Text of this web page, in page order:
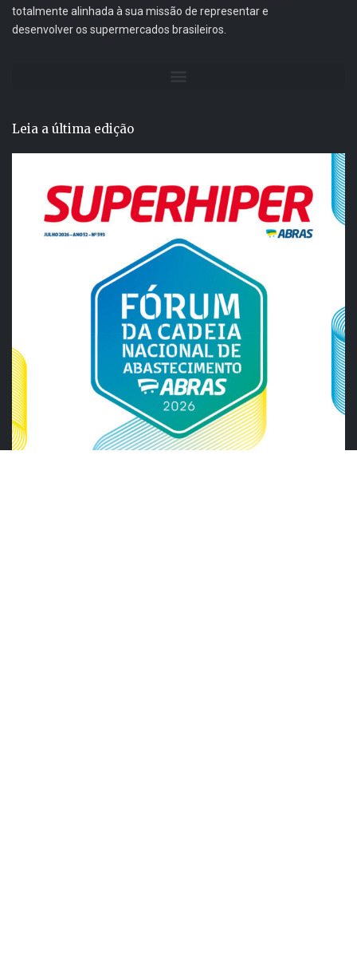
totalmente alinhada à sua missão de representar e
desenvolver os supermercados brasileiros.
Leia a última edição